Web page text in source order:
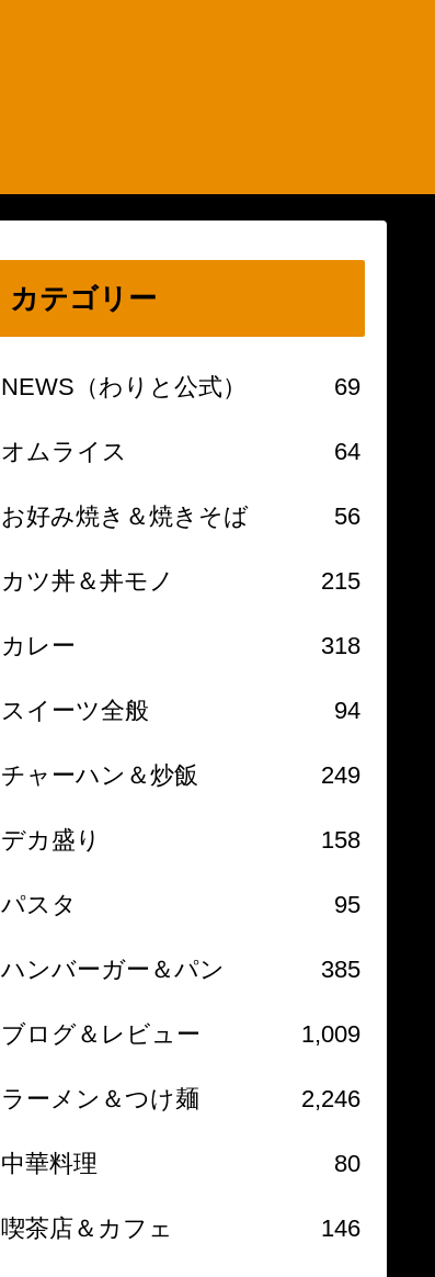
カテゴリー
NEWS（わりと公式） 69
オムライス 64
お好み焼き＆焼きそば 56
カツ丼＆丼モノ 215
カレー 318
スイーツ全般 94
チャーハン＆炒飯 249
デカ盛り 158
パスタ 95
ハンバーガー＆パン 385
ブログ＆レビュー 1,009
ラーメン＆つけ麺 2,246
中華料理 80
喫茶店＆カフェ 146